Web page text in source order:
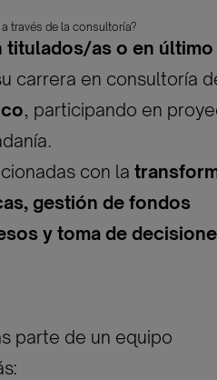
través de la consultoría?
titulados/as o en último
carrera en consultoría
, participando en
con la
gestión de fondos
y toma de
parte de un equipo